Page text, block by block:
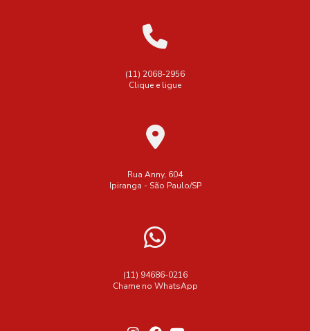
(11) 2068-2956
Clique e ligue
Rua Anny, 604
Ipiranga - São Paulo/SP
(11) 94686-0216
Chame no WhatsApp